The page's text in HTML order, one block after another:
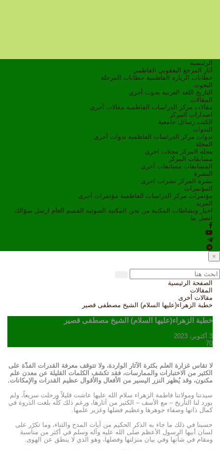
الرئيسية
أثار المرجع اليعقوبي الفاطمي
خطابات الزيارة الفاطمية خطابات المرحلة
البحوث
التاريخ
اللغة العربية بحوث أخرى
المقالات
مقالات مركز الدراسات الفاطمية مقالات أخرى
اصدارات المركز
الكتب رسائل جامعية
الندوات
ندوات مركز الدراسات الفاطمية ندوات أخرى
المجلة
مجلة المركز مجلات اخرى
مسابقات المركز
المسابقات مسابقات أخرى
النشرة
نشرة المركز نشرات اخرى
المؤتمرات
مؤتمرات مركز الدراسات الفاطمية مؤتمرات أخرى
المزيد
اخبار ونشاطات
المكتبة من نحن المكتبة الصوتية القسم العام ارسل سؤالك
اتصل بنا
×
الصفحة الرئيسية
المقالات
مقالات أخرى
خطبة الزهراء(عليها السلام) الشيخ مصطفى قصير
خطبة الزهراء(عليها السلام) الشيخ مصطفى قصير
3 أكتوبر، 2023
70
لا تقاس غزارة العلم بكثرة الآثار الواردة، ولا تتوقف معرفة القدرات الفذّة على
الكثير من الاختبارات والممارسات، فقد تكشف الكلمات القليلة عن معدن علم
مكنون، وقد يُظهر النزر اليسير من الأفعال والأقوال عظيم القدرات والإمكانات.
سيدتنا ومولاتنا فاطمة الزهراء سلام الله عليها عاشت قليلاً ورحلت سريعاً، ولم
يورد لنا التأريخ – مع الأسف – الكثير من آثارها، ورغم ذلك كلّه بلغت الذروة في
كمال ذاتها وصفاء جوهرها وعظيم فضلها وغزير علمها.
حسبنا في ذلك ما جاء به الذكر الحكيم من آيات المدح والثناء، وما تكرّر على
لسان أبيها الرسول الأعظم صلى الله عليه وآله وسلم في أكثر من مناسبة
ومقام في شأنها وفي بيان منزلتها وفضلها، وهو الذي لا ينطق عن الهوى.